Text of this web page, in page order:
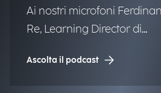
Ai nostri microfoni
Re, Learning Director di
Ascolta il podcast